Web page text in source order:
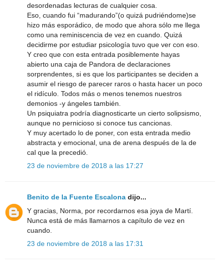
desordenadas lecturas de cualquier cosa.
Eso, cuando fui “madurando”(o quizá pudriéndome)se
hizo más esporádico, de modo que ahora sólo me llega
como una reminiscencia de vez en cuando. Quizá
decidirme por estudiar psicología tuvo que ver con eso.
Y creo que con esta entrada posiblemente hayas
abierto una caja de Pandora de declaraciones
sorprendentes, si es que los participantes se deciden a
asumir el riesgo de parecer raros o hasta hacer un poco
el ridículo. Todos más o menos tenemos nuestros
demonios -y ángeles también.
Un psiquiatra podría diagnosticarte un cierto solipsismo,
aunque no pernicioso si conoce tus cancionas.
Y muy acertado lo de poner, con esta entrada medio
abstracta y emocional, una de arena después de la de
cal que la precedió.
23 de noviembre de 2018 a las 17:27
Benito de la Fuente Escalona dijo...
Y gracias, Norma, por recordarnos esa joya de Martí.
Nunca está de más llamarnos a capítulo de vez en
cuando.
23 de noviembre de 2018 a las 17:31